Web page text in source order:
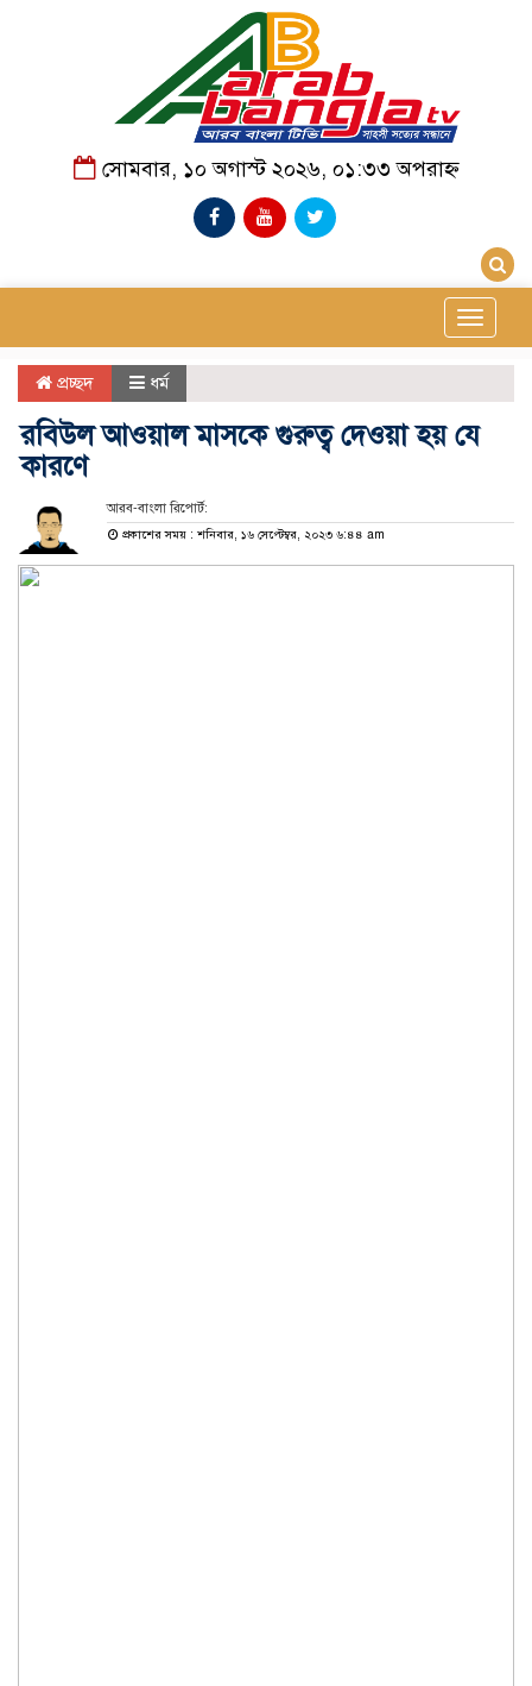
সোমবার, ১০ অগাস্ট ২০২৬, ০১:৩৩ অপরাহ্ন
Toggle
প্রচ্ছদ ধর্ম
রবিউল আওয়াল মাসকে গুরুত্ব দেওয়া হয় যে
কারণে
আরব-বাংলা রিপোর্ট:
প্রকাশের সময় : শনিবার, ১৬ সেপ্টেম্বর, ২০২৩ ৬:৪৪ am